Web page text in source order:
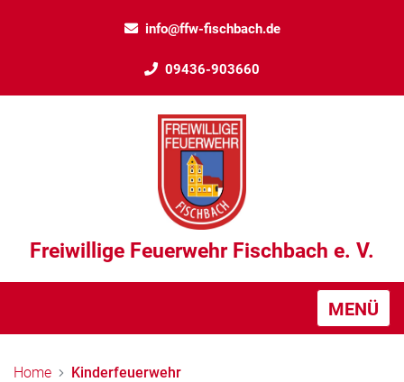
info@ffw-fischbach.de
09436-903660
Freiwillige Feuerwehr Fischbach e. V.
MENÜ
Home Kinderfeuerwehr